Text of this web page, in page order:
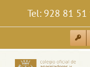
contenido
Tel: 928 81 51